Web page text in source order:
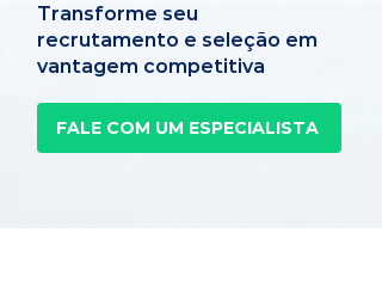
Transforme seu
recrutamento e seleção em
vantagem competitiva
FALE COM UM ESPECIALISTA